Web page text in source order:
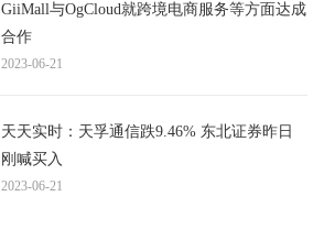
GiiMall与OgCloud就跨境电商服务等方面达成
合作
2023-06-21
天天实时：天孚通信跌9.46% 东北证券昨日
刚喊买入
2023-06-21